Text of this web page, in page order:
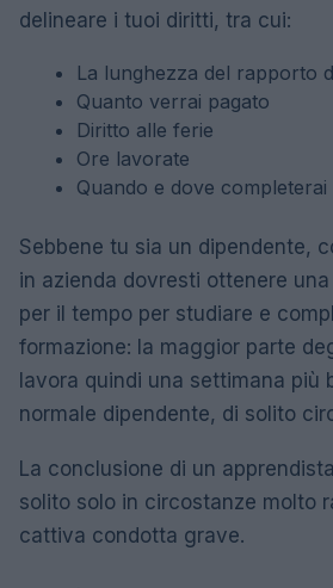
delineare i tuoi diritti, tra cui:
La lunghezza del rapporto
Quanto verrai pagato
Diritto alle ferie
Ore lavorate
Quando e dove
Sebbene tu sia un dipendente,
in azienda dovresti ottenere
per il tempo per studiare e
formazione: la maggior parte
lavora quindi una settimana più
normale dipendente, di solito
La conclusione di un
solito solo in circostanze molto
cattiva condotta grave.